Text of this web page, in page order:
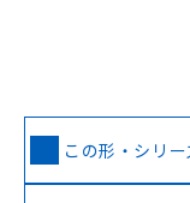
この形・シリ